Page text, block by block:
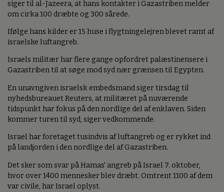
siger til al-Jazeera, at hans kontakter i Gazastriben melder
om cirka 100 dræbte og 300 sårede.
Ifølge hans kilder er 15 huse i flygtningelejren blevet ramt af
israelske luftangreb.
Israels militær har flere gange opfordret palæstinensere i
Gazastriben til at søge mod syd nær grænsen til Egypten.
En unavngiven israelsk embedsmand siger tirsdag til
nyhedsbureauet Reuters, at militæret på nuværende
tidspunkt har fokus på den nordlige del af enklaven. Siden
kommer turen til syd, siger vedkommende.
Israel har foretaget tusindvis af luftangreb og er rykket ind
på landjorden i den nordlige del af Gazastriben.
Det sker som svar på Hamas' angreb på Israel 7. oktober,
hvor over 1400 mennesker blev dræbt. Omtrent 1100 af dem
var civile, har Israel oplyst.